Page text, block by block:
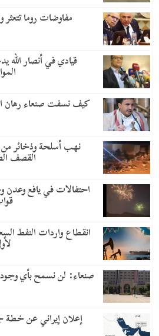
مفاوضات روما
قيادي في أنصار الله
كيف نسفت صنعاء رهان
نهب أسلحة وذخائر
القصف
احتفالات في يافع
انقطاع واردات النفط
صنعاء: لن نسمح بأي
إعلان إيراني عن خطة